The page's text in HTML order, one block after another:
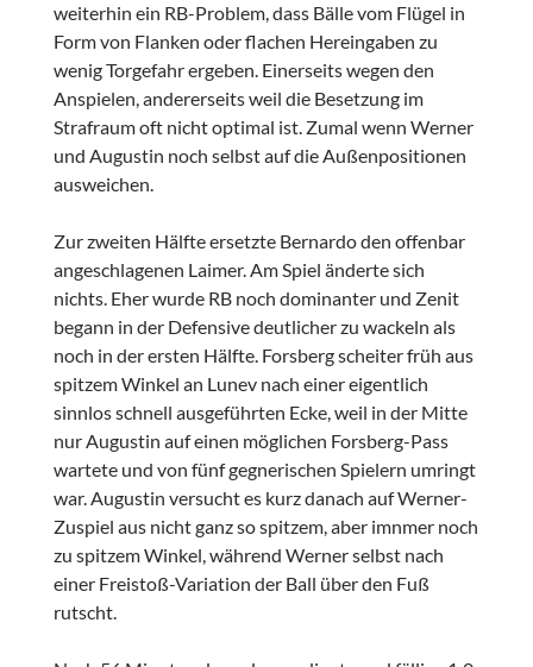
weiterhin ein RB-Problem, dass Bälle vom Flügel in
Form von Flanken oder flachen Hereingaben zu
wenig Torgefahr ergeben. Einerseits wegen den
Anspielen, andererseits weil die Besetzung im
Strafraum oft nicht optimal ist. Zumal wenn Werner
und Augustin noch selbst auf die Außenpositionen
ausweichen.
Zur zweiten Hälfte ersetzte Bernardo den offenbar
angeschlagenen Laimer. Am Spiel änderte sich
nichts. Eher wurde RB noch dominanter und Zenit
begann in der Defensive deutlicher zu wackeln als
noch in der ersten Hälfte. Forsberg scheiter früh aus
spitzem Winkel an Lunev nach einer eigentlich
sinnlos schnell ausgeführten Ecke, weil in der Mitte
nur Augustin auf einen möglichen Forsberg-Pass
wartete und von fünf gegnerischen Spielern umringt
war. Augustin versucht es kurz danach auf Werner-
Zuspiel aus nicht ganz so spitzem, aber imnmer noch
zu spitzem Winkel, während Werner selbst nach
einer Freistoß-Variation der Ball über den Fuß
rutscht.